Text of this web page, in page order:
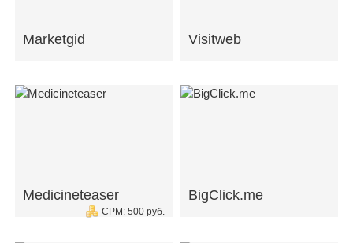
Marketgid Visitweb
Medicineteaser
CPM: 500 руб.
BigClick.me